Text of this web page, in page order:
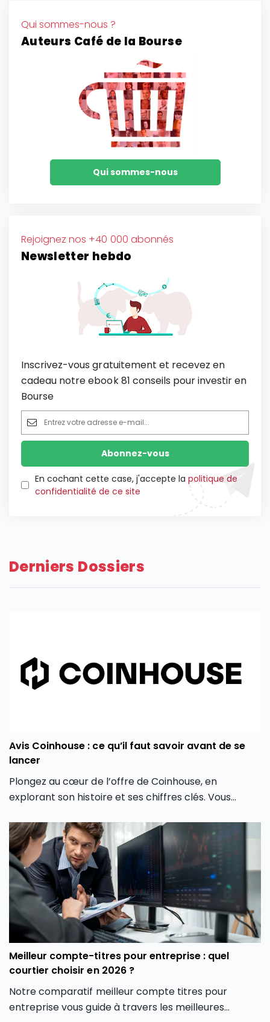
Qui sommes-nous ?
Auteurs Café de la Bourse
Qui sommes-nous
Rejoignez nos +40 000 abonnés
Newsletter hebdo
Inscrivez-vous gratuitement et recevez en
cadeau notre ebook 81 conseils pour investir en
Bourse
En cochant cette case, j'accepte la politique de
confidentialité de ce site
Derniers Dossiers
Avis Coinhouse : ce qu’il faut savoir avant de se
lancer
Plongez au cœur de l’offre de Coinhouse, en
explorant son histoire et ses chiffres clés. Vous
monnaies disponibles, les frais associés, et comment
la plateforme crypto Coinhouse vous permet de
mieux gérer vos investissements en monnaie
virtuelle.
Meilleur compte-titres pour entreprise : quel
courtier choisir en 2026 ?
Notre comparatif meilleur compte titres pour
entreprise vous guide à travers les meilleures